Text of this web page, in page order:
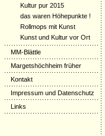
Kultur pur 2015
das waren Höhepunkte !
Rollmops mit Kunst
Kunst und Kultur vor Ort
MM-Blättle
Margetshöchheim früher
Kontakt
Impressum und Datenschutz
Links